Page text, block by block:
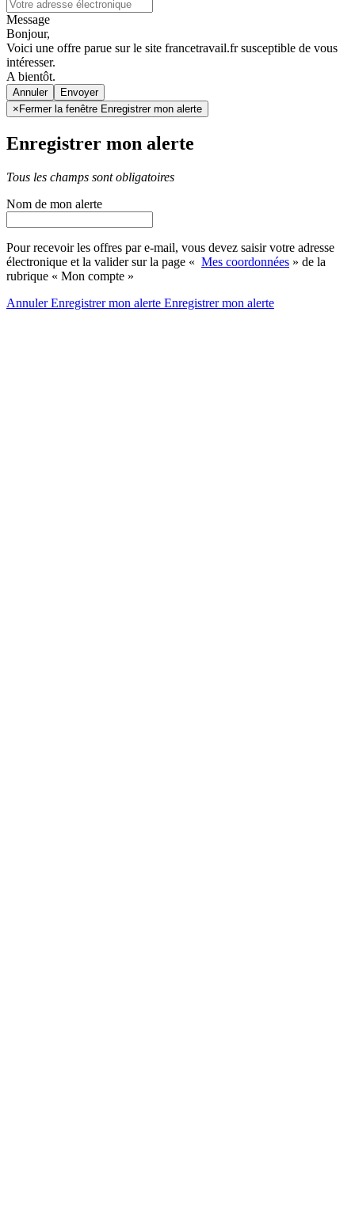
Message
Bonjour,
Voici une offre parue sur le site francetravail.fr susceptible de vous
intéresser.
A bientôt.
Annuler
× Fermer la fenêtre Enregistrer mon alerte
Enregistrer mon alerte
Tous les champs sont obligatoires
Nom de mon alerte
Pour recevoir les offres par e-mail, vous devez saisir votre adresse
électronique et la valider sur la page « Mes coordonnées » de la
rubrique « Mon compte »
AnnulerEnregistrer mon alerte Enregistrermon alerte